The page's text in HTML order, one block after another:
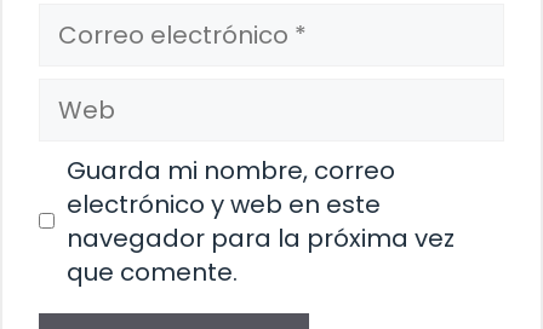
Correo
electrónico
Web
Guarda mi nombre, correo
electrónico y web en este
navegador para la próxima vez
que comente.